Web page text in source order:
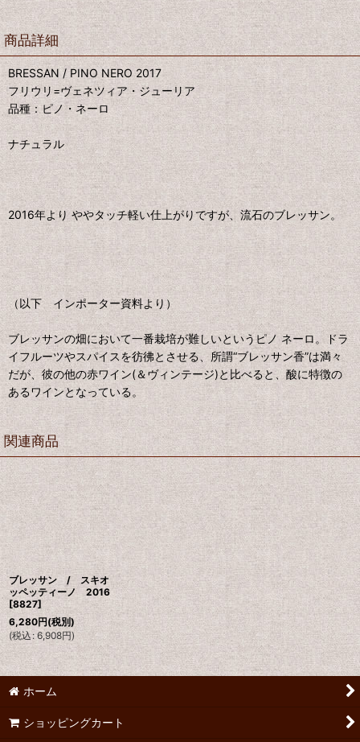
商品詳細
BRESSAN / PINO NERO 2017
フリウリ=ヴェネツィア・ジューリア
品種：ピノ・ネーロ
ナチュラル
2016年より ややタッチ軽い仕上がりですが、流石のブレッサン。
（以下 インポーター資料より）
ブレッサンの畑において一番栽培が難しいというピノ ネーロ。ドラ
イフルーツやスパイスを彷彿とさせる、所謂“ブレッサン香”は満々
だが、彼の他の赤ワイン(＆ヴィンテージ)と比べると、酸に特徴の
あるワインとなっている。
関連商品
ブレッサン / スキオ
ッペッティーノ 2016
[8827]
6,280円(税別)
(税込: 6,908円)
ホーム
ショッピングカート